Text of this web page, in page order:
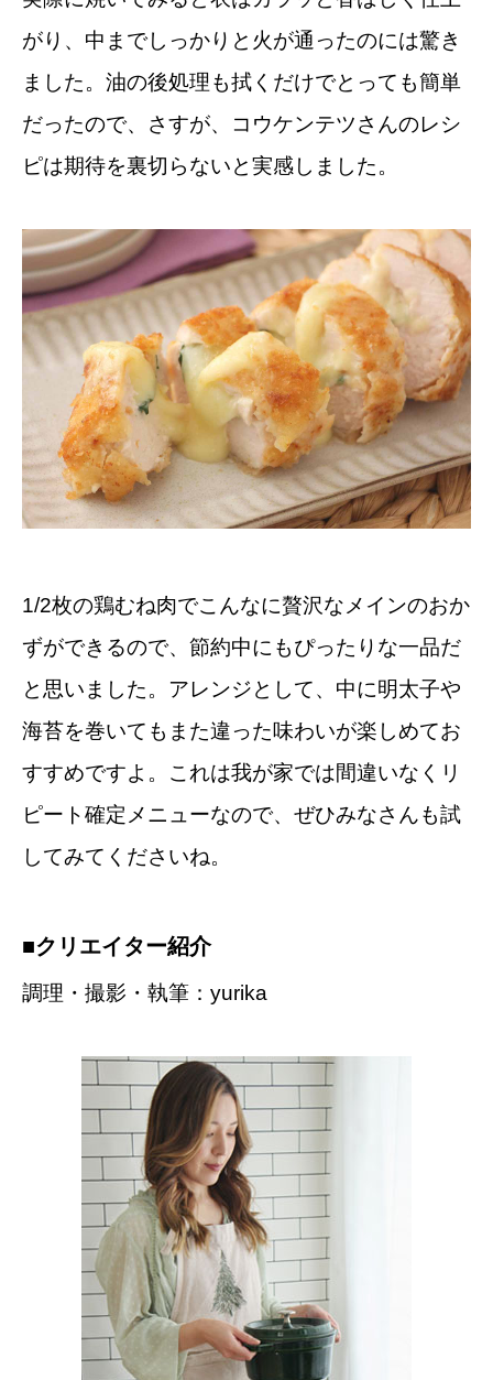
がり、中までしっかりと火が通ったのには驚き
ました。油の後処理も拭くだけでとっても簡単
だったので、さすが、コウケンテツさんのレシ
ピは期待を裏切らないと実感しました。
1/2枚の鶏むね肉でこんなに贅沢なメインのおか
ずができるので、節約中にもぴったりな一品だ
と思いました。アレンジとして、中に明太子や
海苔を巻いてもまた違った味わいが楽しめてお
すすめですよ。これは我が家では間違いなくリ
ピート確定メニューなので、ぜひみなさんも試
してみてくださいね。
■クリエイター紹介
調理・撮影・執筆：yurika